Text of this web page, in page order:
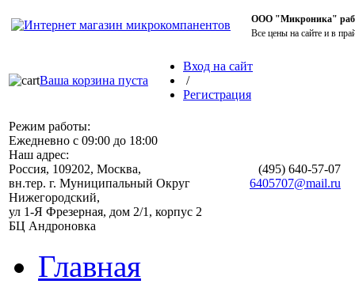
ООО "Микроника"
Все цены на сайте и в
Ваша корзина пуста
Вход на сайт
/
Регистрация
Режим работы:
Ежедневно с 09:00 до 18:00
Наш адрес:
Россия, 109202, Москва,
вн.тер. г. Муниципальный Округ
Нижегородский,
ул 1-Я Фрезерная, дом 2/1, корпус 2
БЦ Андроновка
(495) 640-57-07
6405707@mail.ru
Главная